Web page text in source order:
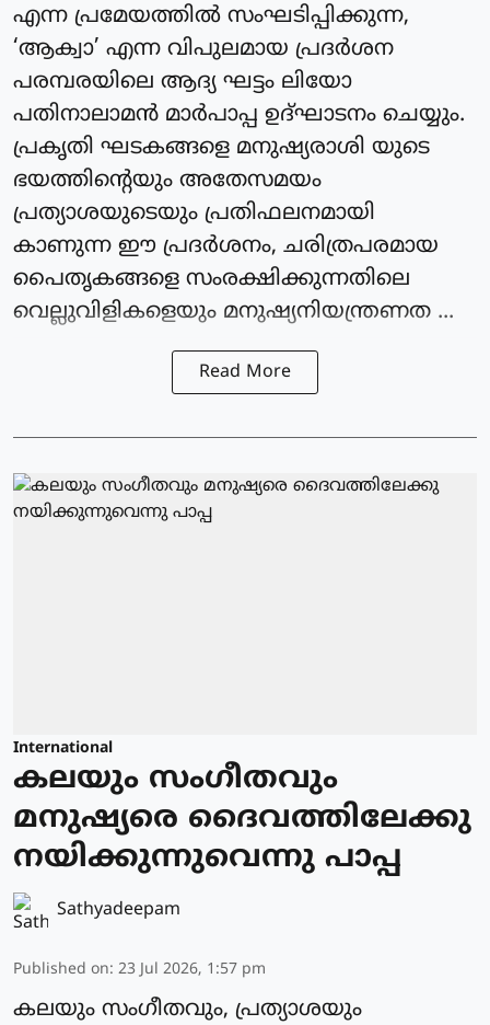
എന്ന പ്രമേയത്തില്‍ സംഘടിപ്പിക്കുന്ന,
‘ആക്വാ’ എന്ന വിപുലമായ പ്രദര്‍ശന
പരമ്പരയിലെ ആദ്യ ഘട്ടം ലിയോ
പതിനാലാമന്‍ മാര്‍പാപ്പ ഉദ്ഘാടനം ചെയ്യും.
പ്രകൃതി ഘടകങ്ങളെ മനുഷ്യരാശി യുടെ
ഭയത്തിന്റെയും അതേസമയം
പ്രത്യാശയുടെയും പ്രതിഫലനമായി
കാണുന്ന ഈ പ്രദര്‍ശനം, ചരിത്രപരമായ
പൈതൃകങ്ങളെ സംരക്ഷിക്കുന്നതിലെ
വെല്ലുവിളികളെയും മനുഷ്യനിയന്ത്രണത ...
Read More
International
കലയും സംഗീതവും
മനുഷ്യരെ ദൈവത്തിലേക്കു
നയിക്കുന്നുവെന്നു പാപ്പ
Sathyadeepam
Published on: 23 Jul 2026, 1:57 pm
കലയും സംഗീതവും, പ്രത്യാശയും